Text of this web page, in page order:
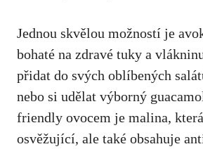
Jednou skvělou možností‍ je⁣
bohaté na zdravé tuky a
přidat do svých⁣ oblíbených
nebo si udělat⁢ výborný
friendly ovocem je malina,
osvěžující, ale⁤ také obsahuje